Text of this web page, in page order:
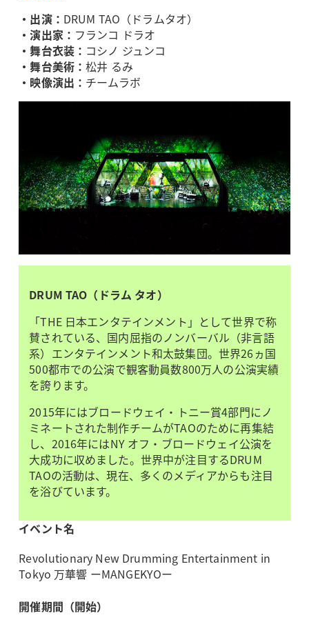
・出演： DRUM TAO（ドラムタオ）
・演出家： フランコ ドラオ
・舞台衣装： コシノ ジュンコ
・舞台美術：松井 るみ
・映像演出： チームラボ
DRUM TAO（ドラム タオ）
「THE 日本エンタテインメント」として世界で称
賛されている、国内屈指のノンバーバル（非言語
系）エンタテインメント和太鼓集団。世界26ヵ国
500都市での公演で観客動員数800万人の公演実績
を誇ります。
2015年にはブロードウェイ・トニー賞4部門にノ
ミネートされた制作チームがTAOのために再集結
し、2016年にはNY オフ・ブロードウェイ公演を
大成功に収めました。世界中が注目するDRUM
TAOの活動は、現在、多くのメディアからも注目
を浴びています。
イベント名
Revolutionary New Drumming Entertainment in
Tokyo 万華響 ーMANGEKYOー
開催期間（開始）